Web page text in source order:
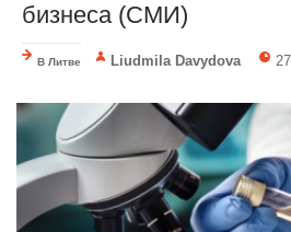
бизнеса (СМИ)
В Литве Liudmila Davydova